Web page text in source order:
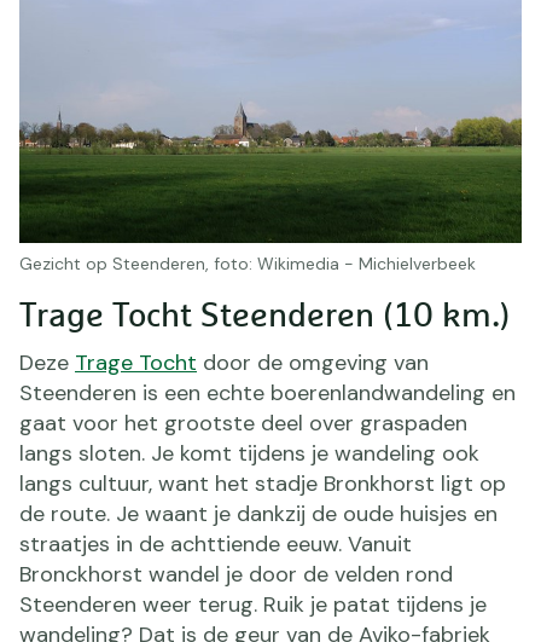
Trage Tocht Steenderen (10 km.)
Deze Trage Tocht door de omgeving van
Steenderen is een echte boerenlandwandeling en
gaat voor het grootste deel over graspaden
langs sloten. Je komt tijdens je wandeling ook
langs cultuur, want het stadje Bronkhorst ligt op
de route. Je waant je dankzij de oude huisjes en
straatjes in de achttiende eeuw. Vanuit
Bronckhorst wandel je door de velden rond
Steenderen weer terug. Ruik je patat tijdens je
wandeling? Dat is de geur van de Aviko-fabriek
Gezicht op Steenderen, foto: Wikimedia - Michielverbeek